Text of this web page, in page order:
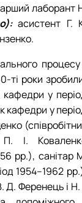
лаборант
асистент Г.
процесу
ті роки
кафедри у
кафедри у
І.
рр.), санітар
1954–1962
Д. Ференець і Н.